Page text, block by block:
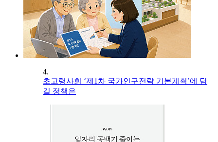
4.
초고령사회 ‘제1차 국가인구전략 기본계획’에 담
길 정책은